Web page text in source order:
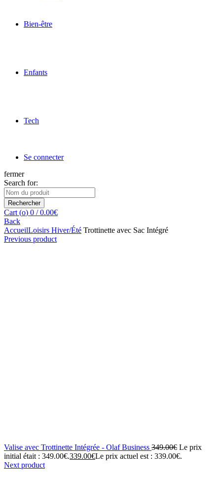
Bien-être
Enfants
Tech
Se connecter
fermer
Search for:
Rechercher
Cart (o) 0 / 0.00€
Back
AccueilLoisirs Hiver/Été Trottinette avec Sac Intégré
Previous product
Valise avec Trottinette Intégrée - Olaf Business 349.00€ Le prix
initial était : 349.00€.339.00€Le prix actuel est : 339.00€.
Next product